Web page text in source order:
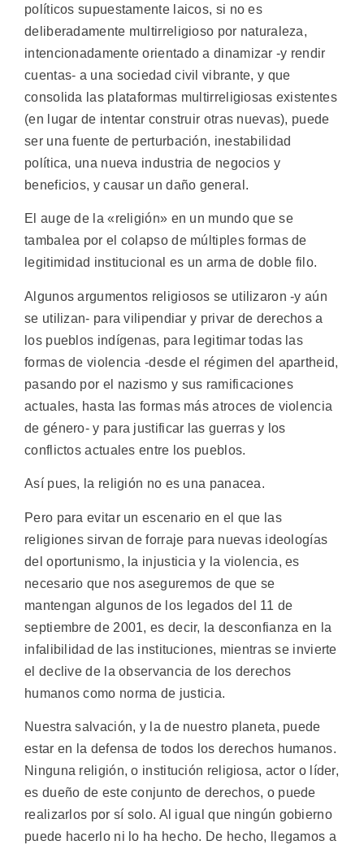
políticos supuestamente laicos, si no es
deliberadamente multirreligioso por naturaleza,
intencionadamente orientado a dinamizar -y rendir
cuentas- a una sociedad civil vibrante, y que
consolida las plataformas multirreligiosas existentes
(en lugar de intentar construir otras nuevas), puede
ser una fuente de perturbación, inestabilidad
política, una nueva industria de negocios y
beneficios, y causar un daño general.
El auge de la «religión» en un mundo que se
tambalea por el colapso de múltiples formas de
legitimidad institucional es un arma de doble filo.
Algunos argumentos religiosos se utilizaron -y aún
se utilizan- para vilipendiar y privar de derechos a
los pueblos indígenas, para legitimar todas las
formas de violencia -desde el régimen del apartheid,
pasando por el nazismo y sus ramificaciones
actuales, hasta las formas más atroces de violencia
de género- y para justificar las guerras y los
conflictos actuales entre los pueblos.
Así pues, la religión no es una panacea.
Pero para evitar un escenario en el que las
religiones sirvan de forraje para nuevas ideologías
del oportunismo, la injusticia y la violencia, es
necesario que nos aseguremos de que se
mantengan algunos de los legados del 11 de
septiembre de 2001, es decir, la desconfianza en la
infalibilidad de las instituciones, mientras se invierte
el declive de la observancia de los derechos
humanos como norma de justicia.
Nuestra salvación, y la de nuestro planeta, puede
estar en la defensa de todos los derechos humanos.
Ninguna religión, o institución religiosa, actor o líder,
es dueño de este conjunto de derechos, o puede
realizarlos por sí solo. Al igual que ningún gobierno
puede hacerlo ni lo ha hecho. De hecho, llegamos a